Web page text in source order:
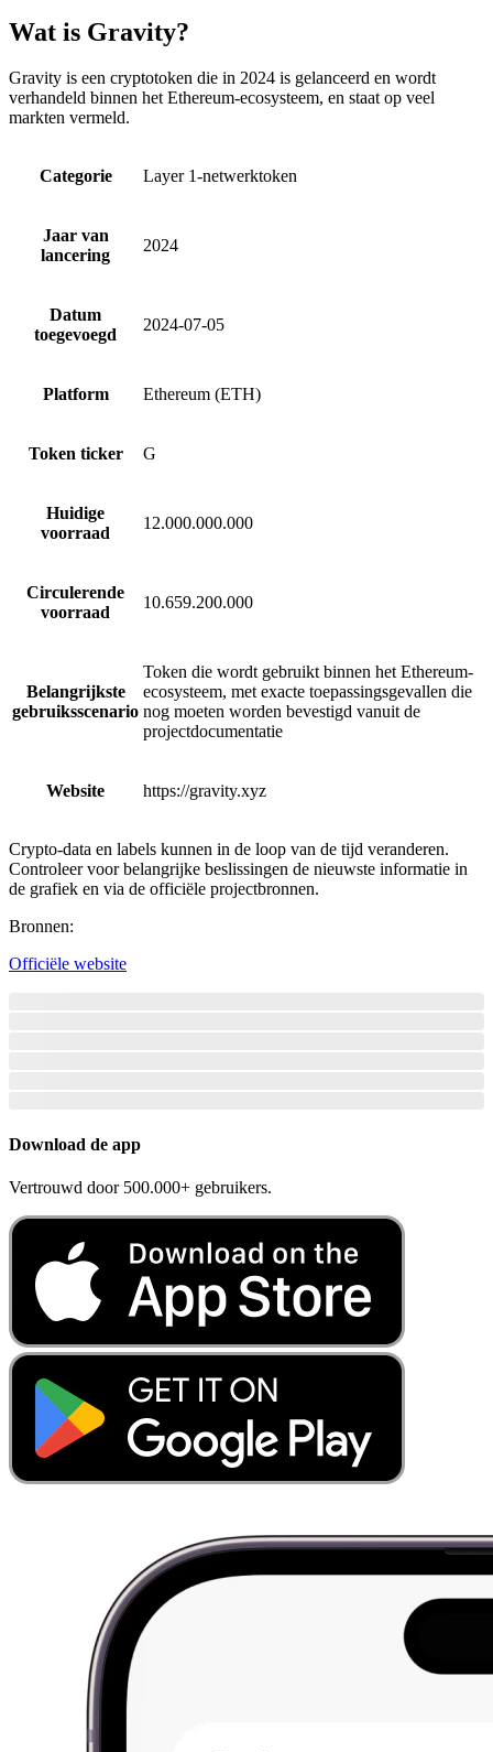
Wat is Gravity?
Gravity is een cryptotoken die in 2024 is gelanceerd en wordt
verhandeld binnen het Ethereum-ecosysteem, en staat op veel
markten vermeld.
Categorie Layer 1-netwerktoken
Jaar van
lancering
2024
Datum
toegevoegd
2024-07-05
Platform Ethereum (ETH)
Token ticker G
Huidige
voorraad
12.000.000.000
Circulerende
voorraad
10.659.200.000
Belangrijkste
gebruiksscenario
Token die wordt gebruikt binnen het Ethereum-
ecosysteem, met exacte toepassingsgevallen die
nog moeten worden bevestigd vanuit de
projectdocumentatie
Website https://gravity.xyz
Crypto-data en labels kunnen in de loop van de tijd veranderen.
Controleer voor belangrijke beslissingen de nieuwste informatie in
de grafiek en via de officiële projectbronnen.
Bronnen:
Officiële website
Download de app
Vertrouwd door 500.000+ gebruikers.